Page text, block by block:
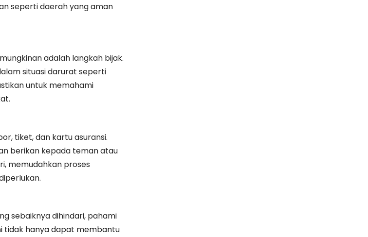
seperti daerah yang aman
adalah langkah bijak.
situasi darurat seperti
untuk memahami
tiket, dan kartu asuransi.
berikan kepada teman atau
memudahkan proses
sebaiknya dihindari, pahami
tidak hanya dapat membantu